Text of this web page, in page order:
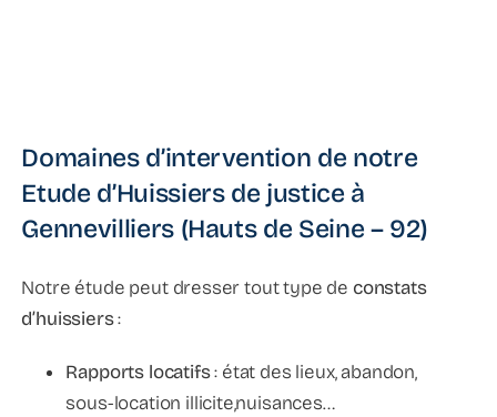
Domaines d’intervention de notre
Etude d’Huissiers de justice à
Gennevilliers (Hauts de Seine – 92)
Notre étude peut dresser tout type de constats
d’huissiers:
Rapports locatifs: état des lieux, abandon,
sous-location illicite,nuisances…